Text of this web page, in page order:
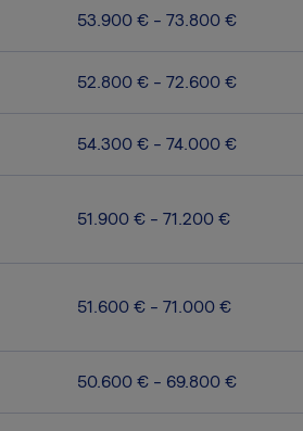
53.900 € - 73.800 €
52.800 € - 72.600 €
54.300 € - 74.000 €
51.900 € - 71.200 €
51.600 € - 71.000 €
50.600 € - 69.800 €